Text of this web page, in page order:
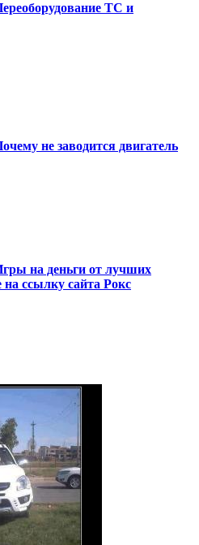
ТС и
не заводится двигатель
на деньги от лучших
на ссылку сайта Рокс